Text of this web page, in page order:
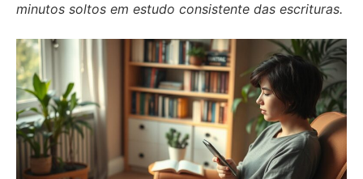
minutos soltos em estudo consistente das escrituras.